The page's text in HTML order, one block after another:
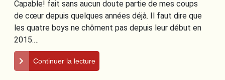
Capable! fait sans aucun doute partie de mes coups
de cœur depuis quelques années déjà. Il faut dire que
les quatre boys ne chôment pas depuis leur début en
2015.…
Continuer la lecture